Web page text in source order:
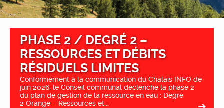
PHASE 2 / DEGRÉ 2 –
RESSOURCES ET DÉBITS
RÉSIDUELS LIMITES
Conformément à la communication du Chalais INFO de
juin 2026, le Conseil communal déclenche la phase 2
du plan de gestion de la ressource en eau : Degré
2 Orange – Ressources et...